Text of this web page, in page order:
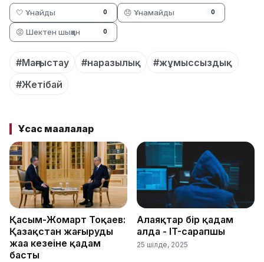
🤍 Ұнайды 0 😞 Ұнамайды 0
😡 Шектен шыққан 0
#Маңғыстау #наразылық
#жұмыссыздық
#Жетібай
Ұқсас мақалалар
Қасым-Жомарт Тоқаев:
Қазақстан жаңғырудың
жаңа кезеңіне қадам
басты
Алаяқтар бір қадам
алда - IT-сарапшы
25 шілде, 2025